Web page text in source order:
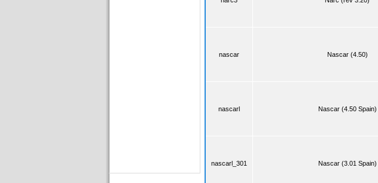
nascar Nascar (4.50)
nascarl Nascar (4.50 Spain)
nascarl_301 Nascar (3.01 Spain)